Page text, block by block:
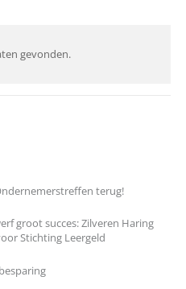
gevonden.
terug!
groot succes: Zilveren Haring
Stichting Leergeld